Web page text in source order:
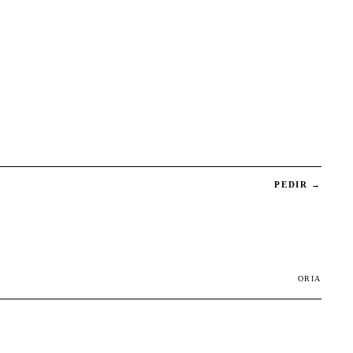
PEDIR →
ORIA